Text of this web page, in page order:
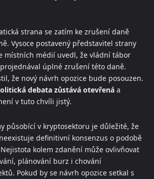
strana se zatím ke zrušení daně
Vysoce postavený představitel strany
místních médií uvedl, že vládní tábor
úplné zrušení této daně.
že nový návrh opozice bude posouzen.
debata zůstává otevřená a
v tuto chvíli jistý.
působící v kryptosektoru je důležité, že
definitivní konsenzus o podobě
kolem zdanění může ovlivňovat
plánování burz i chování
Pokud by se návrh opozice setkal s